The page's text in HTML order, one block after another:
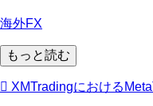
海外FX
もっと読む
XMTradingにおける